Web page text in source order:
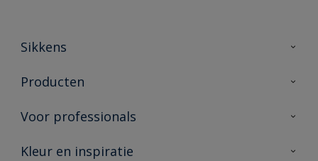
Sikkens
Over Sikkens
Duurzaamheid
Producten
Producten voor binnen
Vind je verkooppunt
Voor professionals
Advies & service
Kleur en inspiratie